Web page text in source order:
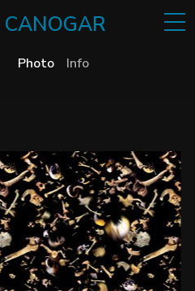
CANOGAR
Photo Info